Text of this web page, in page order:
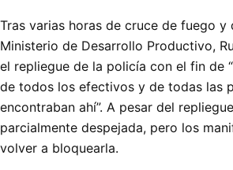
Tras varias horas de cruce de fuego y
Ministerio de Desarrollo Productivo,
el repliegue de la policía con el fin de
de todos los efectivos y de todas las
encontraban ahí”. A pesar del
parcialmente despejada, pero los
volver a bloquearla.